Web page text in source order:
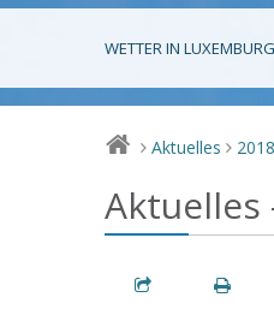
WETTER IN LUXEMBURG
> Aktuelles > 2018
Aktuelles